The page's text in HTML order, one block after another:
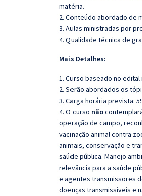
matéria.
2. Conteúdo abordado de
3. Aulas ministradas por
4. Qualidade técnica de
Mais Detalhes:
1. Curso baseado no edital
2. Serão abordados os
3. Carga horária prevista:
4. O curso não
operação de campo,
vacinação animal contra
animais, conservação e
saúde pública. Manejo
relevância para a saúde
e agentes transmissores
doenças transmissíveis e